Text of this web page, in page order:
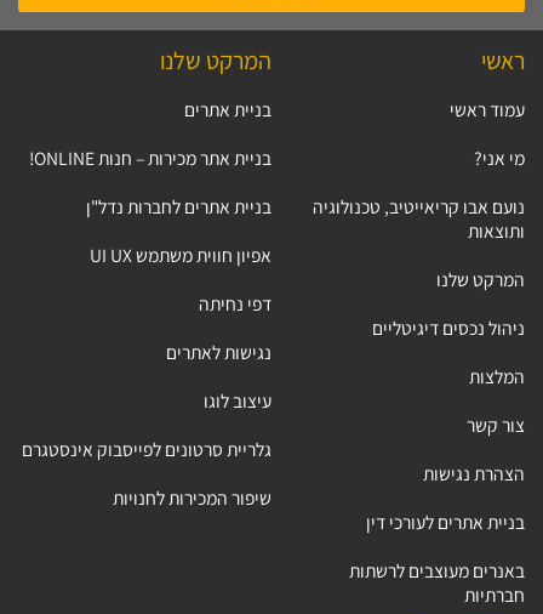
ראשי
עמוד ראשי
מי אני?
נועם אבו קריאייטיב, טכנולוגיה
ותוצאות
המרקט שלנו
ניהול נכסים דיגיטליים
המלצות
צור קשר
הצהרת נגישות
בניית אתרים לעורכי דין
באנרים מעוצבים לרשתות
חברתיות
המרקט שלנו
בניית אתרים
בניית אתר מכירות – חנות ONLINE!
בניית אתרים לחברות נדל"ן
אפיון חווית משתמש UI UX
דפי נחיתה
נגישות לאתרים
עיצוב לוגו
גלריית סרטונים לפייסבוק אינסטגרם
שיפור המכירות לחנויות